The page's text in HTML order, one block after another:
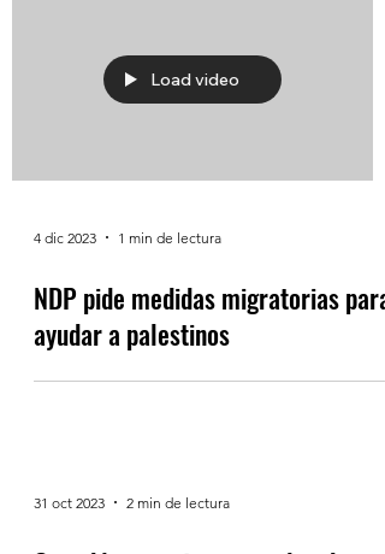
Load video
4 dic 2023 1 min de lectura
NDP pide medidas migratorias para
ayudar a palestinos
31 oct 2023 2 min de lectura